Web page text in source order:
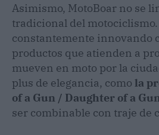
Asimismo, MotoBoar no se
tradicional del motociclismo.
constantemente innovando
productos que atienden a
mueven en moto por la
plus de elegancia, como la
of a Gun / Daughter of a
ser combinable con traje de